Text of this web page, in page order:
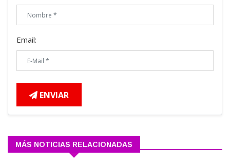
Email:
ENVIAR
MÁS NOTICIAS RELACIONADAS